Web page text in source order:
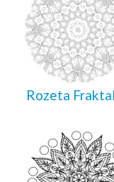
Rozeta Fraktal